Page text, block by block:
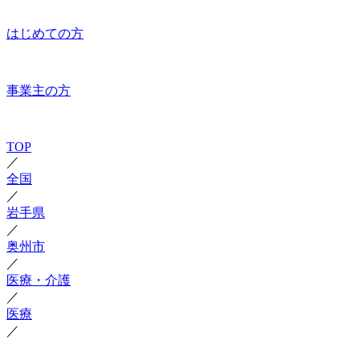
はじめての方
事業主の方
TOP
／
全国
／
岩手県
／
奥州市
／
医療・介護
／
医療
／